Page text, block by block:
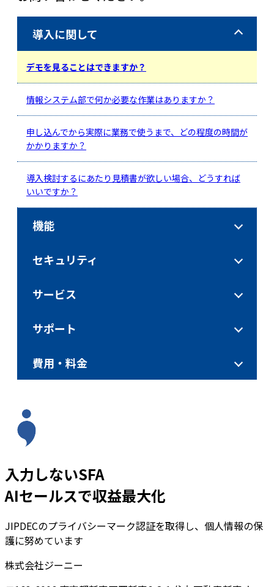
導入に関して
デモを見ることはできますか？
情報システム部で何か必要な作業はありますか？
申し込んでから実際に業務で使うまで、どの程度の時間が
かかりますか？
導入検討するにあたり見積書が欲しい場合、どうすれば
いいですか？
機能
セキュリティ
サービス
サポート
費用・料金
入力しないSFA
AIセールスで収益最大化
JIPDECのプライバシーマーク認証を取得し、個人情報の保
護に努めています
株式会社ジーニー